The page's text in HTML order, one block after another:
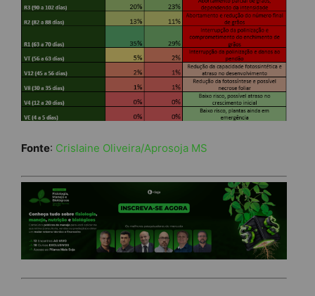
Fonte: Crislaine Oliveira/Aprosoja MS